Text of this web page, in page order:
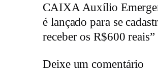
CAIXA Auxílio
é lançado para se
receber os R$600 reais”
Deixe um comentário